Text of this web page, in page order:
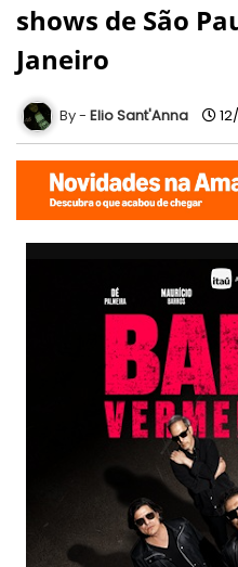
shows de São
Janeiro
Elio Sant'Anna